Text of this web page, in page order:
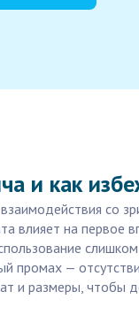
и как
со
влияет на первое
промах —
и размеры, чтобы